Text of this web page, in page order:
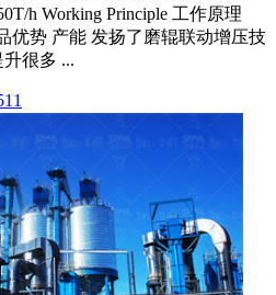
h Working Principle 工作原理
品优势 产能 发扬了磨辊联动增压技
很多 ...